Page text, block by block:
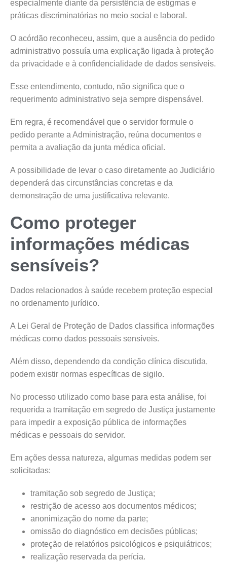
especialmente diante da persistência de estigmas e
práticas discriminatórias no meio social e laboral.
O acórdão reconheceu, assim, que a ausência do pedido
administrativo possuía uma explicação ligada à proteção
da privacidade e à confidencialidade de dados sensíveis.
Esse entendimento, contudo, não significa que o
requerimento administrativo seja sempre dispensável.
Em regra, é recomendável que o servidor formule o
pedido perante a Administração, reúna documentos e
permita a avaliação da junta médica oficial.
A possibilidade de levar o caso diretamente ao Judiciário
dependerá das circunstâncias concretas e da
demonstração de uma justificativa relevante.
Como proteger
informações médicas
sensíveis?
Dados relacionados à saúde recebem proteção especial
no ordenamento jurídico.
A Lei Geral de Proteção de Dados classifica informações
médicas como dados pessoais sensíveis.
Além disso, dependendo da condição clínica discutida,
podem existir normas específicas de sigilo.
No processo utilizado como base para esta análise, foi
requerida a tramitação em segredo de Justiça justamente
para impedir a exposição pública de informações
médicas e pessoais do servidor.
Em ações dessa natureza, algumas medidas podem ser
solicitadas:
tramitação sob segredo de Justiça;
restrição de acesso aos documentos médicos;
anonimização do nome da parte;
omissão do diagnóstico em decisões públicas;
proteção de relatórios psicológicos e psiquiátricos;
realização reservada da perícia.